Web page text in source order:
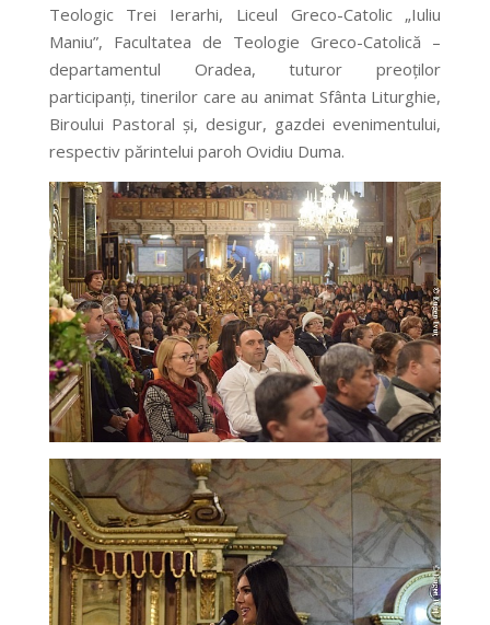
Teologic Trei Ierarhi, Liceul Greco-Catolic „Iuliu
Maniu”, Facultatea de Teologie Greco-Catolică –
departamentul Oradea, tuturor preoților
participanți, tinerilor care au animat Sfânta Liturghie,
Biroului Pastoral și, desigur, gazdei evenimentului,
respectiv părintelui paroh Ovidiu Duma.